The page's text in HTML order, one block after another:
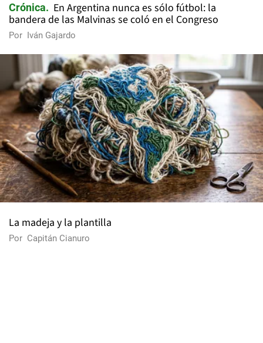
Crónica
En Argentina nunca es sólo fútbol: la
bandera de las Malvinas se coló en el Congreso
Por Iván Gajardo
La madeja y la plantilla
Por Capitán Cianuro